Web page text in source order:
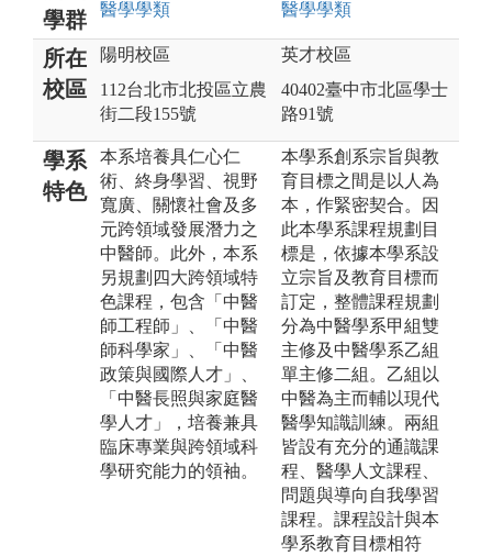
學群
醫學學類
醫學學類
所在
校區
陽明校區
112台北市北投區立農
街二段155號
英才校區
40402臺中市北區學士
路91號
學系
特色
本系培養具仁心仁
術、終身學習、視野
寬廣、關懷社會及多
元跨領域發展潛力之
中醫師。此外，本系
另規劃四大跨領域特
色課程，包含「中醫
師工程師」、「中醫
師科學家」、「中醫
政策與國際人才」、
「中醫長照與家庭醫
學人才」，培養兼具
臨床專業與跨領域科
學研究能力的領袖。
本學系創系宗旨與教
育目標之間是以人為
本，作緊密契合。因
此本學系課程規劃目
標是，依據本學系設
立宗旨及教育目標而
訂定，整體課程規劃
分為中醫學系甲組雙
主修及中醫學系乙組
單主修二組。乙組以
中醫為主而輔以現代
醫學知識訓練。兩組
皆設有充分的通識課
程、醫學人文課程、
問題與導向自我學習
課程。課程設計與本
學系教育目標相符